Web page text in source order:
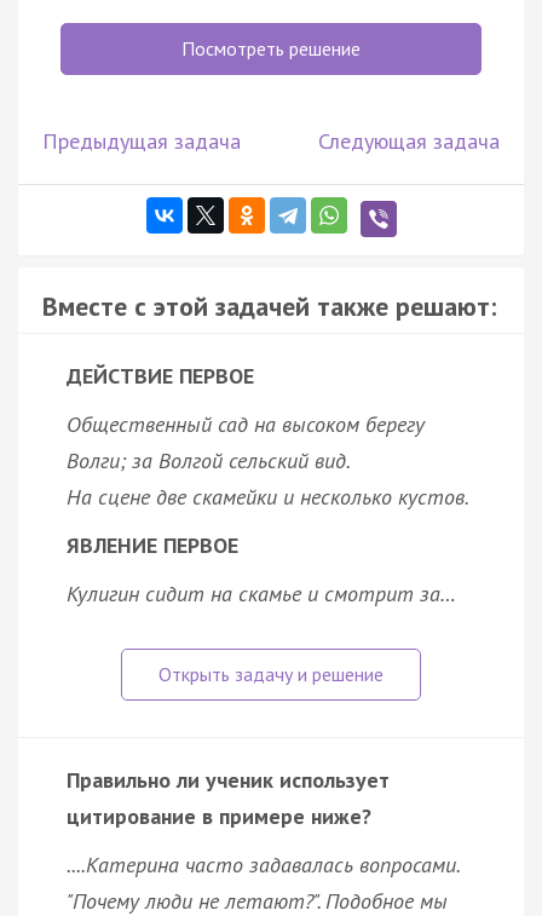
Посмотреть решение
Предыдущая задача Следующая задача
Вместе с этой задачей также решают:
ДЕЙСТВИЕ ПЕРВОЕ
Общественный сад на высоком берегу
Волги; за Волгой сельский вид.
На сцене две скамейки и несколько кустов.
ЯВЛЕНИЕ ПЕРВОЕ
Кулигин сидит на скамье и смотрит за…
Правильно ли ученик использует
цитирование в примере ниже?
....Катерина часто задавалась вопросами.
"Почему люди не летают?". Подобное мы